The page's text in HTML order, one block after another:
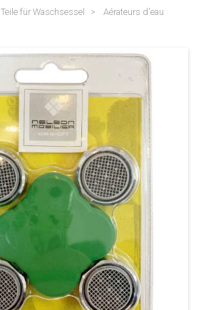
Teile für Waschsessel Aérateurs d'eau